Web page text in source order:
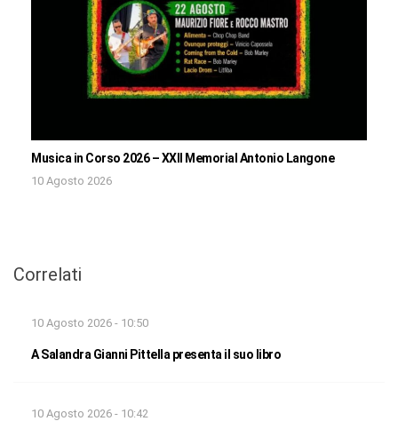
Musica in Corso 2026 – XXII Memorial Antonio Langone
10 Agosto 2026
Correlati
10 Agosto 2026 - 10:50
A Salandra Gianni Pittella presenta il suo libro
10 Agosto 2026 - 10:42